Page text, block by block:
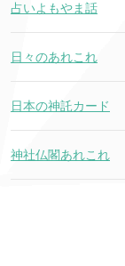
占いよもやま話
日々のあれこれ
日本の神託カード
神社仏閣あれこれ